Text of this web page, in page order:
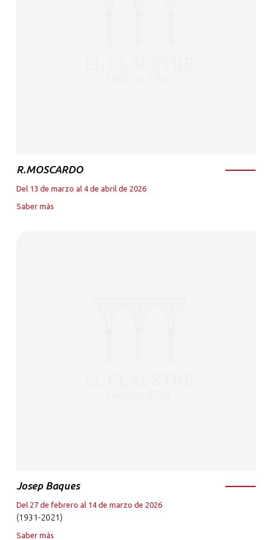
R.MOSCARDO
Del 13 de marzo al 4 de abril de 2026
Saber más
Josep Baques
Del 27 de febrero al 14 de marzo de 2026
(1931-2021)
Saber más